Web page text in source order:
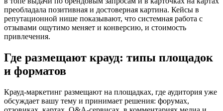
преобладала позитивная и достоверная картина. Кейсы в
репутационной нише показывают, что системная работа с
отзывами ощутимо меняет и конверсию, и стоимость
привлечения.
Где размещают крауд: типы площадок
и форматов
Крауд-маркетинг размещают на площадках, где аудитория уже
обсуждает вашу тему и принимает решения: форумах,